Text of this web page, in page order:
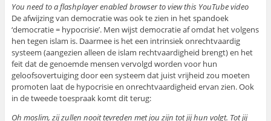
You need to a flashplayer enabled browser to view this YouTube video
De afwijzing van democratie was ook te zien in het spandoek
‘democratie = hypocrisie’. Men wijst democratie af omdat het volgens
hen tegen islam is. Daarmee is het een intrinsiek onrechtvaardig
systeem (aangezien alleen de islam rechtvaardigheid brengt) en het
feit dat de genoemde mensen vervolgd worden voor hun
geloofsovertuiging door een systeem dat juist vrijheid zou moeten
promoten laat de hypocrisie en onrechtvaardigheid ervan zien. Ook
in de tweede toespraak komt dit terug:
Oh moslim, zij zullen nooit tevreden met jou zijn tot jij hun volgt. Tot jij